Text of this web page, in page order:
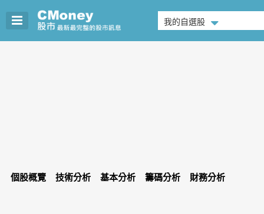
我的自選股
個股概覽 技術分析 基本分析 籌碼分析 財務分析